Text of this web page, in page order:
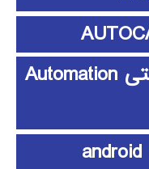
آموزش اتوماسیون صنعتی Automation